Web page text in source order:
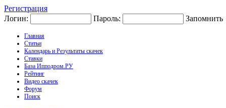
Регистрация
Логин:
Пароль: Запомнить
Главная
Статьи
Календарь и Результаты скачек
Ставки
База Ипподром.РУ
Рейтинг
Видео скачек
Форум
Поиск